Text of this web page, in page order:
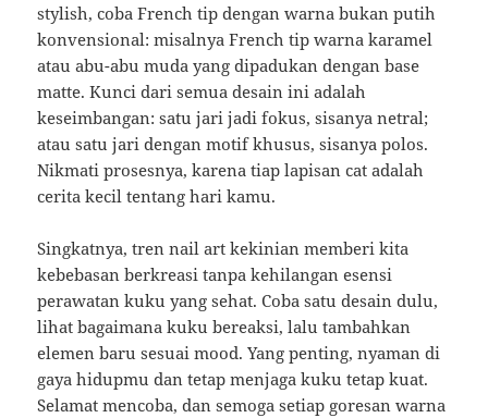
stylish, coba French tip dengan warna bukan putih
konvensional: misalnya French tip warna karamel
atau abu-abu muda yang dipadukan dengan base
matte. Kunci dari semua desain ini adalah
keseimbangan: satu jari jadi fokus, sisanya netral;
atau satu jari dengan motif khusus, sisanya polos.
Nikmati prosesnya, karena tiap lapisan cat adalah
cerita kecil tentang hari kamu.
Singkatnya, tren nail art kekinian memberi kita
kebebasan berkreasi tanpa kehilangan esensi
perawatan kuku yang sehat. Coba satu desain dulu,
lihat bagaimana kuku bereaksi, lalu tambahkan
elemen baru sesuai mood. Yang penting, nyaman di
gaya hidupmu dan tetap menjaga kuku tetap kuat.
Selamat mencoba, dan semoga setiap goresan warna